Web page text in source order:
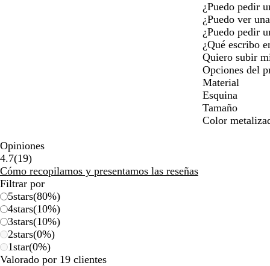
¿Puedo pedir
¿Puedo ver
¿Puedo pedir
¿Qué escribo
Quiero subir
Opciones del
Material
Esquina
Tamaño
Color
Opiniones
4.7(1919
reseñas
)
Cómo recopilamos y presentamos las reseñas
Filtrar por
5stars(80%)
4stars(10%)
3stars(10%)
2stars(0%)
1star(0%)
Valorado por 19 clientes